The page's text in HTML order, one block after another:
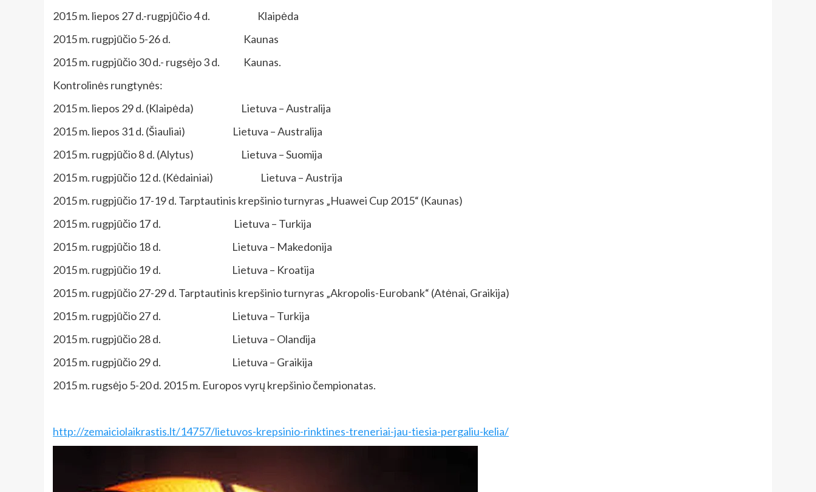
2015 m. liepos 27 d.-rugpjūčio 4 d. Klaipėda
2015 m. rugpjūčio 5-26 d. Kaunas
2015 m. rugpjūčio 30 d.- rugsėjo 3 d. Kaunas.
Kontrolinės rungtynės:
2015 m. liepos 29 d. (Klaipėda) Lietuva – Australija
2015 m. liepos 31 d. (Šiauliai) Lietuva – Australija
2015 m. rugpjūčio 8 d. (Alytus) Lietuva – Suomija
2015 m. rugpjūčio 12 d. (Kėdainiai) Lietuva – Austrija
2015 m. rugpjūčio 17-19 d. Tarptautinis krepšinio turnyras „Huawei Cup 2015“ (Kaunas)
2015 m. rugpjūčio 17 d. Lietuva – Turkija
2015 m. rugpjūčio 18 d. Lietuva – Makedonija
2015 m. rugpjūčio 19 d. Lietuva – Kroatija
2015 m. rugpjūčio 27-29 d. Tarptautinis krepšinio turnyras „Akropolis-Eurobank“ (Atėnai, Graikija)
2015 m. rugpjūčio 27 d. Lietuva – Turkija
2015 m. rugpjūčio 28 d. Lietuva – Olandija
2015 m. rugpjūčio 29 d. Lietuva – Graikija
2015 m. rugsėjo 5-20 d. 2015 m. Europos vyrų krepšinio čempionatas.
http://zemaiciolaikrastis.lt/14757/lietuvos-krepsinio-rinktines-treneriai-jau-tiesia-pergaliu-kelia/